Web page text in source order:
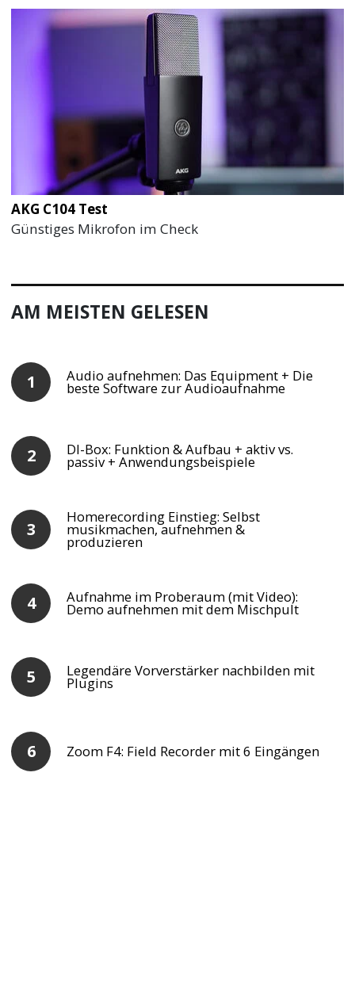
AKG C104 Test
Günstiges Mikrofon im Check
AM MEISTEN GELESEN
Audio aufnehmen: Das Equipment + Die
beste Software zur Audioaufnahme
DI-Box: Funktion & Aufbau + aktiv vs.
passiv + Anwendungsbeispiele
Homerecording Einstieg: Selbst
musikmachen, aufnehmen &
produzieren
Aufnahme im Proberaum (mit Video):
Demo aufnehmen mit dem Mischpult
Legendäre Vorverstärker nachbilden mit
Plugins
Zoom F4: Field Recorder mit 6 Eingängen